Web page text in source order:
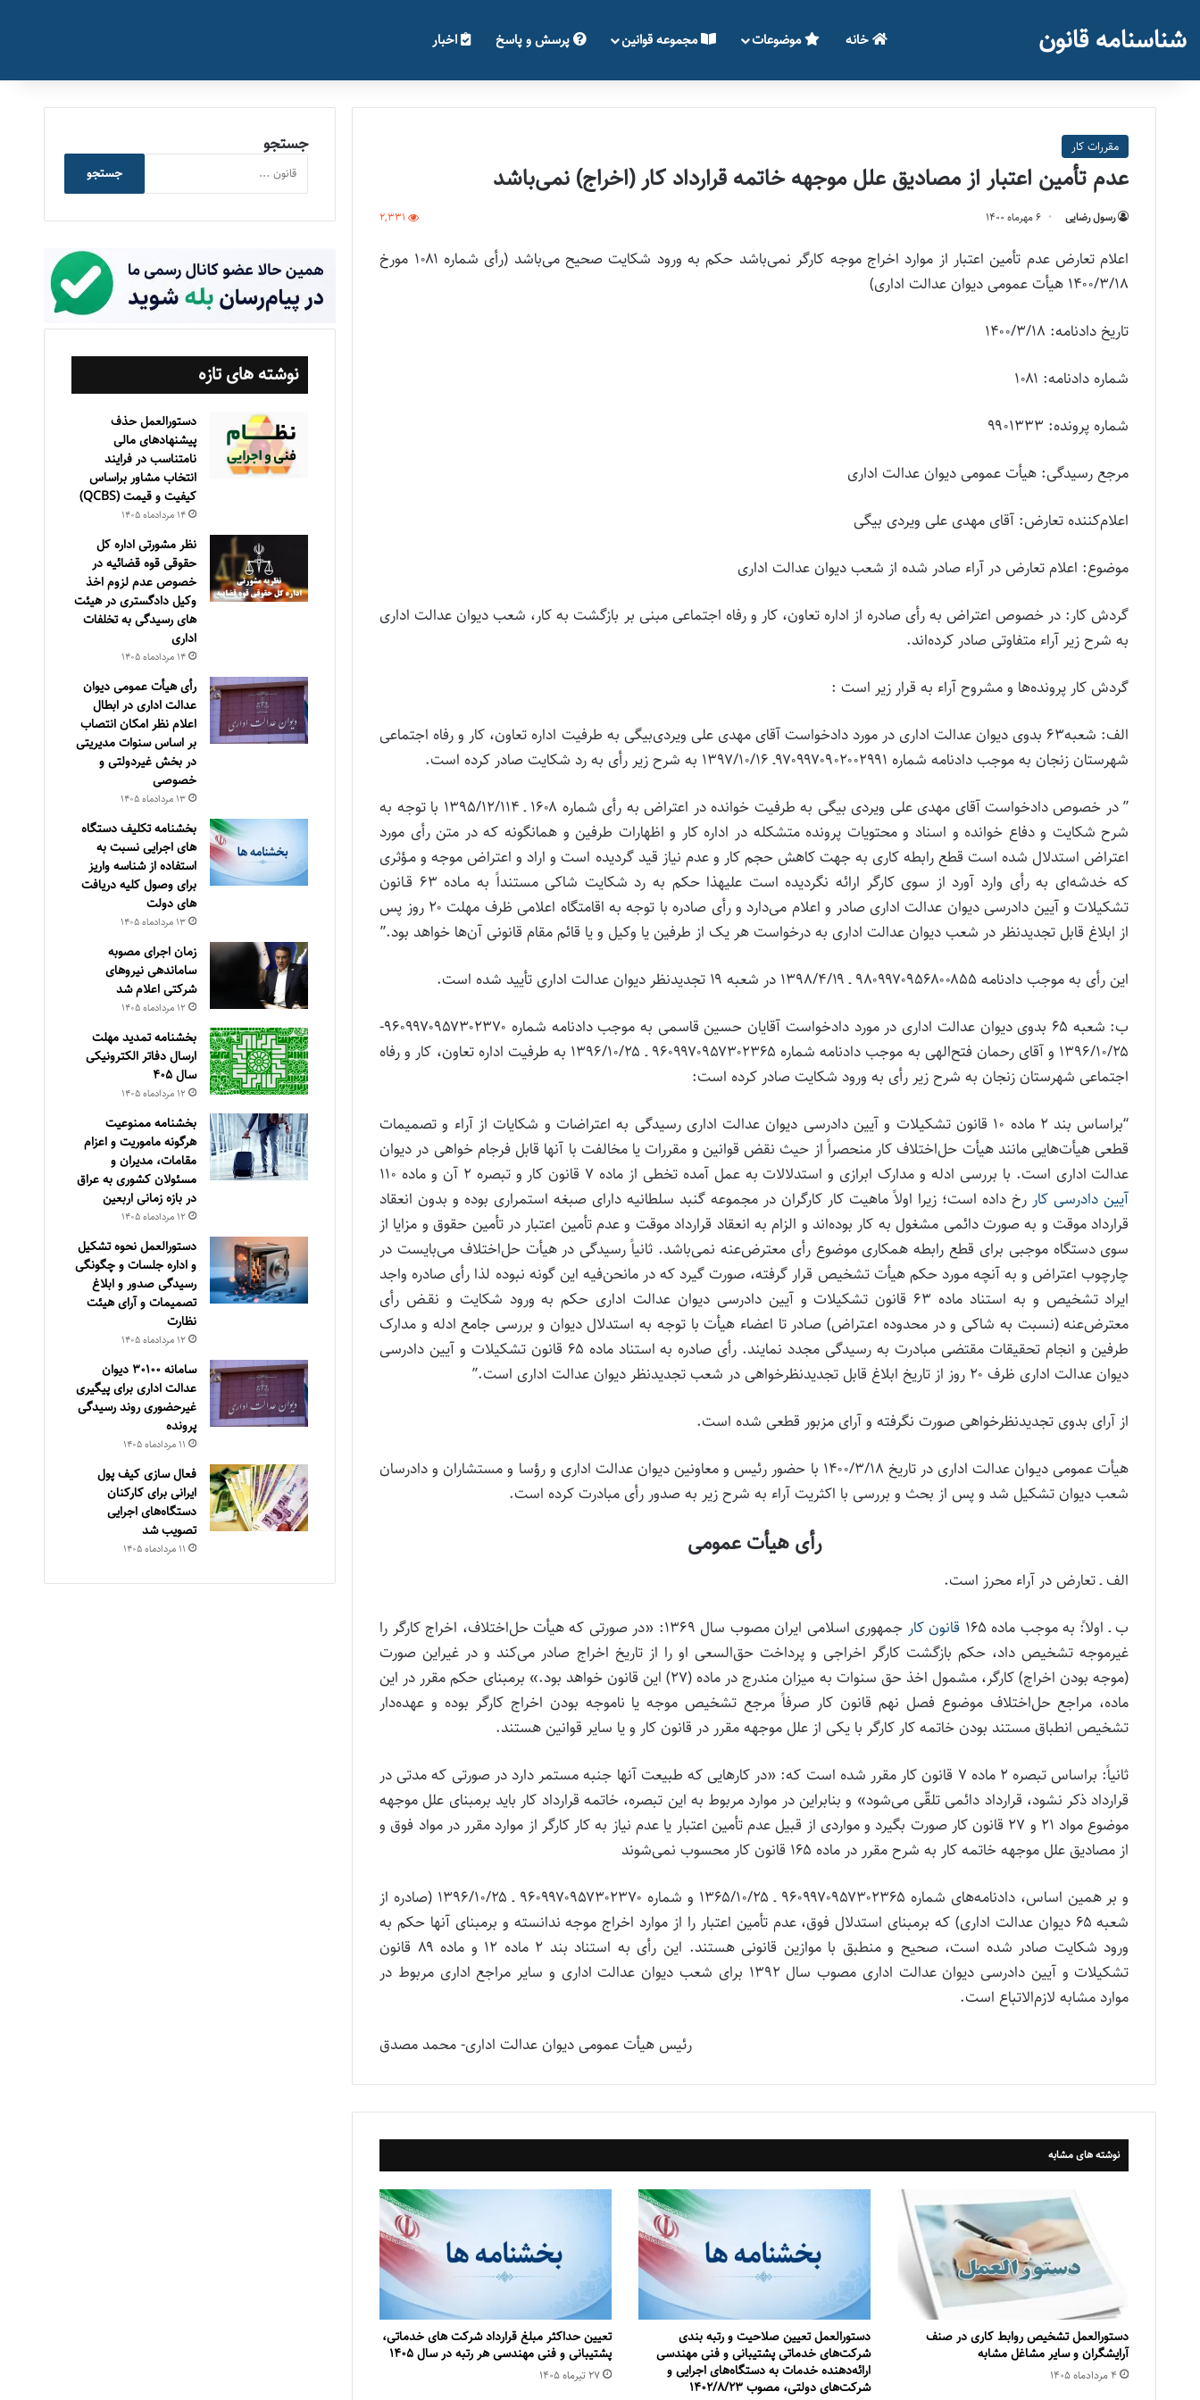
شناسنامه قانون خانه موضوعات مجموعه قوانین پرسش و پاسخ اخبار
مقررات کار
عدم تأمین اعتبار از مصادیق علل موجهه خاتمه قرارداد کار (اخراج) نمی‌باشد
رسول رضایی ۶ مهر‌ماه ۱۴۰۰ 2,331
اعلام تعارض عدم تأمین اعتبار از موارد اخراج موجه کارگر نمی‌باشد حکم به ورود شکایت صحیح می‌باشد (رأی شماره ۱۰۸۱ مورخ
۱۴۰۰/۳/۱۸ هیأت عمومی دیوان عدالت اداری)
تاریخ دادنامه: ۱۴۰۰/۳/۱۸
شماره دادنامه: ۱۰۸۱
شماره پرونده: ۹۹۰۱۳۳۳
مرجع رسیدگی: هیأت عمومی دیوان عدالت اداری
اعلام‌کننده تعارض: آقای مهدی علی ویردی بیگی
موضوع: اعلام تعارض در آراء صادر شده از شعب دیوان عدالت اداری
گردش کار: در خصوص اعتراض به رأی صادره از اداره تعاون، کار و رفاه اجتماعی مبنی بر بازگشت به کار، شعب دیوان عدالت اداری
به شرح زیر آراء متفاوتی صادر کرده‌اند.
گردش کار پرونده‌ها و مشروح آراء به قرار زیر است :
الف: شعبه۶۳ بدوی دیوان عدالت اداری در مورد دادخواست آقای مهدی علی ویردی‌بیگی به طرفیت اداره تعاون، کار و رفاه اجتماعی
شهرستان زنجان به موجب دادنامه شماره ۹۷۰۹۹۷۰۹۰۲۰۰۲۹۹۱ـ ۱۳۹۷/۱۰/۱۶ به شرح زیر رأی به رد شکایت صادر کرده است.
” در خصوص دادخواست آقای مهدی علی ویردی بیگی به طرفیت خوانده در اعتراض به رأی شماره ۱۶۰۸ ـ ۱۳۹۵/۱۲/۱۱۴ با توجه به
شرح شکایت و دفاع خوانده و اسناد و محتویات پرونده متشکله در اداره کار و اظهارات طرفین و همانگونه که در متن رأی مورد
اعتراض استدلال شده است قطع رابطه کاری به جهت کاهش حجم کار و عدم نیاز قید گردیده است و اراد و اعتراض موجه و مـؤثری
که خدشه‌ای به رأی وارد آورد از سوی کارگر ارائه نگردیده است علیهذا حکم به رد شکایت شاکی مستنداً به مـاده ۶۳ قـانون
تشکیلات و آیین دادرسی دیوان عدالت اداری صادر و اعلام می‌دارد و رأی صادره با توجه به اقامتگاه اعلامی ظرف مهلت ۲۰ روز پس
از ابلاغ قابل تجدیدنظر در شعب دیوان عدالت اداری به درخواست هر یک از طرفین یا وکیل و یا قائم مقام قانونی آن‌ها خواهد بود.”
این رأی به موجب دادنامه ۹۸۰۹۹۷۰۹۵۶۸۰۰۸۵۵ ـ ۱۳۹۸/۴/۱۹ در شعبه ۱۹ تجدیدنظر دیوان عدالت اداری تأیید شده است.
ب: شعبه ۶۵ بدوی دیوان عدالت اداری در مورد دادخواست آقایان حسین قاسمی به موجب دادنامه شماره ۹۶۰۹۹۷۰۹۵۷۳۰۲۳۷۰-
۱۳۹۶/۱۰/۲۵ و آقای رحمان فتح‌الهی به موجب دادنامه شماره ۹۶۰۹۹۷۰۹۵۷۳۰۲۳۶۵ ـ ۱۳۹۶/۱۰/۲۵ به طرفیت اداره تعاون، کار و رفاه
اجتماعی شهرستان زنجان به شرح زیر رأی به ورود شکایت صادر کرده است:
“براساس بند ۲ ماده ۱۰ قانون تشکیلات و آیین دادرسی دیوان عدالت اداری رسیدگی به اعتراضات و شکایات از آراء و تصمیمات
قطعی هیأت‌هایی مانند هیأت حل‌اختلاف کار منحصراً از حیث نقض قوانین و مقررات یا مخالفت با آنها قابل فرجام خواهی در دیوان
عدالت اداری است. با بررسی ادله و مدارک ابرازی و استدلالات به عمل آمده تخطی از ماده ۷ قانون کار و تبصره ۲ آن و ماده ۱۱۰
آیین دادرسی کار رخ داده است؛ زیرا اولاً ماهیت کار کارگران در مجموعه گنبد سلطانیه دارای صبغه استمراری بوده و بدون انعقاد
قرارداد موقت و به صورت دائمی مشغول به کار بوده‌اند و الزام به انعقاد قرارداد موقت و عدم تأمین اعتبار در تأمین حقوق و مزایا از
سوی دستگاه موجبی برای قطع رابطه همکاری موضوع رأی معترض‌عنه نمی‌باشد. ثانیاً رسیدگی در هیأت حل‌اختلاف می‌بایست در
چارچوب اعتراض و به آنچه مـورد حکم هیأت تشخیص قرار گرفته، صورت گیرد که در مانحن‌فیه این گونه نبوده لذا رأی صادره واجد
ایراد تشخیص و به استناد ماده ۶۳ قانون تشکیلات و آیین دادرسی دیوان عدالت اداری حکم به ورود شکایت و نقـض رأی
معترض‌عنه (نسبت به شاکی و در محدوده اعـتراض) صـادر تا اعضاء هیأت با توجه به استدلال دیوان و بررسی جامع ادله و مدارک
طرفین و انجام تحقیقات مقتضی مبادرت به رسیدگی مجدد نمایند. رأی صادره به استناد ماده ۶۵ قانون تشکیلات و آیین دادرسی
دیوان عدالت اداری ظرف ۲۰ روز از تاریخ ابلاغ قابل تجدیدنظرخواهی در شعب تجدیدنظر دیوان عدالت اداری است.”
از آرای بدوی تجدیدنظرخواهی صورت نگرفته و آرای مزبور قطعی شده است.
هیأت عمومی دیـوان عدالت اداری در تاریخ ۱۴۰۰/۳/۱۸ با حضور رئیس و معاونین دیوان عدالت اداری و رؤسا و مستشاران و دادرسان
شعب دیوان تشکیل شد و پس از بحث و بررسی با اکثریت آراء به شرح زیر به صدور رأی مبادرت کرده است.
رأی هیأت عمومی
الف ـ تعارض در آراء محرز است.
ب ـ اولا:ً به موجب ماده ۱۶۵ قانون کار
جمهوری اسلامی ایران مصوب سال ۱۳۶۹: «در صورتی که هیأت حل‌اختلاف، اخراج کارگر را
غیرموجه تشخیص داد، حکم بازگشت کارگر اخراجی و پرداخت حق‌السعی او را از تاریخ اخراج صادر می‌کند و در غیراین صورت
(موجه بودن اخراج) کارگر، مشمول اخذ حق سنوات به میزان مندرج در ماده (۲۷) این قانون خواهد بود.» برمبنای حکم مقرر در این
ماده، مراجع حل‌اختلاف موضوع فصل نهم قانون کار صرفاً مرجع تشخیص موجه یا ناموجه بودن اخراج کارگر بوده و عهده‌دار
تشخیص انطباق مستند بودن خاتمه کار کارگر با یکی از علل موجهه مقرر در قانون کار و یا سایر قوانین هستند.
ثانیاً: براساس تبصره ۲ ماده ۷ قانون کار مقرر شده است که: «در کارهایی که طبیعت آنها جنبه مستمر دارد در صورتی که مدتی در
قرارداد ذکر نشود، قرارداد دائمی تلقّی می‌شود» و بنابراین در موارد مربوط به این تبصره، خاتمه قرارداد کار باید برمبنای علل موجهه
موضوع مواد ۲۱ و ۲۷ قانون کار صورت بگیرد و مواردی از قبیل عدم تأمین اعتبار یا عدم نیاز به کار کارگر از موارد مقرر در مواد فوق و
از مصادیق علل موجهه خاتمه کار به شرح مقرر در ماده ۱۶۵ قانون کار محسوب نمی‌شوند
و بر همین اساس، دادنامه‌های شماره ۹۶۰۹۹۷۰۹۵۷۳۰۲۳۶۵ ـ ۱۳۶۵/۱۰/۲۵ و شماره ۹۶۰۹۹۷۰۹۵۷۳۰۲۳۷۰ ـ ۱۳۹۶/۱۰/۲۵ (صادره از
شعبه ۶۵ دیوان عدالت اداری) که برمبنای استدلال فوق، عدم تأمین اعتبار را از موارد اخراج موجه ندانسته و برمبنای آنها حکم به
ورود شکایت صادر شده‌ است، صحیح و منطبق با موازین قانونی هستند. این رأی به استناد بند ۲ ماده ۱۲ و ماده ۸۹ قانون
تشکیلات و آیین دادرسی دیوان عدالت اداری مصوب سال ۱۳۹۲ برای شعب دیوان عدالت اداری و سایر مراجع اداری مربوط در
موارد مشابه لازم‌الاتباع است.
رئیس هیأت عمومی دیوان عدالت اداری- محمد مصدق
نوشته های مشابه
دستورالعمل تشخیص روابط کاری در صنف
آرایشگران و سایر مشاغل مشابه
۴ مرداد‌ماه ۱۴۰۵
دستورالعمل تعیین صلاحیت و ‌‌رتبه بندی
شرکت‌‌های خدماتی پشتیبانی و فنی مهندسی
ارائه‌‌‌دهنده خدمات به دستگاه‌‌های اجرایی و
شرکت‌‌های دولتی، مصوب 1402/8/23
تعیین حداکثر مبلغ قرارداد شرکت های خدماتی،
پشتیبانی و فنی مهندسی هر رتبه در سال ۱۴۰۵
۲۷ تیر‌ماه ۱۴۰۵
جستجو
جستجو
نوشته های تازه
دستورالعمل حذف
پيشنهادهای مالی
نامتناسب در فرايند
انتخاب مشاور براساس
كيفيت و قيمت (QCBS)
۱۴ مرداد‌ماه ۱۴۰۵
نظر مشورتی اداره کل
حقوقی قوه قضائیه در
خصوص عدم لزوم اخذ
وکیل دادگستری در هیئت
های رسیدگی به تخلفات
اداری
۱۴ مرداد‌ماه ۱۴۰۵
رأی هیأت عمومی دیوان
عدالت اداری در ابطال
اعلام نظر امکان انتصاب
بر اساس سنوات مدیریتی
در بخش غیردولتی و
خصوصی
۱۳ مرداد‌ماه ۱۴۰۵
بخشنامه تکلیف دستگاه
های اجرایی نسبت به
استفاده از شناسه واریز
برای وصول کلیه دریافت
های دولت
۱۳ مرداد‌ماه ۱۴۰۵
زمان اجرای مصوبه
ساماندهی نیروهای
شرکتی اعلام شد
۱۲ مرداد‌ماه ۱۴۰۵
بخشنامه تمدید مهلت
ارسال دفاتر الکترونیکی
سال ۴۰۵
۱۲ مرداد‌ماه ۱۴۰۵
بخشنامه ممنوعیت
هرگونه ماموریت و اعزام
مقامات، مدیران و
مسئولان کشوری به عراق
در بازه زمانی اربعین
۱۲ مرداد‌ماه ۱۴۰۵
دستورالعمل نحوه تشکیل
و اداره جلسات و چگونگی
رسیدگی صدور و ‏ابلاغ
تصمیمات و‎ ‎آرای هیئت
نظارت
۱۲ مرداد‌ماه ۱۴۰۵
سامانه ۳۰۱۰۰ دیوان
عدالت اداری برای پیگیری
غیرحضوری روند رسیدگی
پرونده
۱۱ مرداد‌ماه ۱۴۰۵
فعال سازی کیف پول
ایرانی برای کارکنان
دستگاه‌های اجرایی
تصویب شد
۱۱ مرداد‌ماه ۱۴۰۵